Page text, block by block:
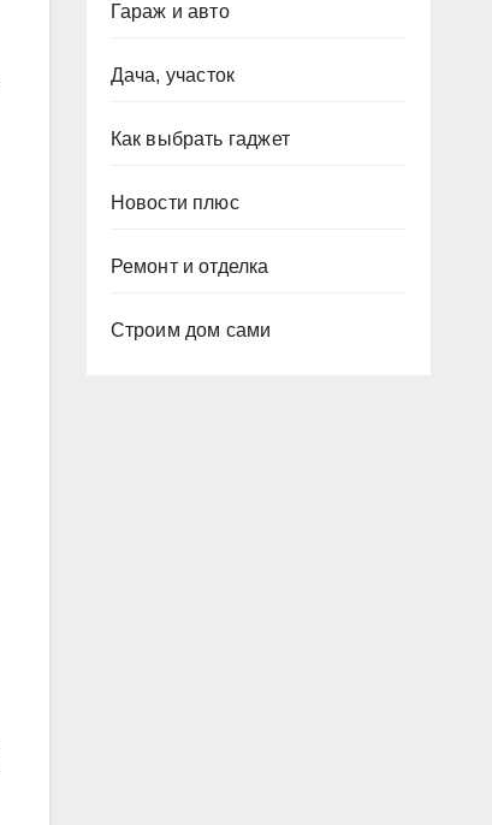
Гараж и авто
Дача, участок
Как выбрать гаджет
Новости плюс
Ремонт и отделка
Строим дом сами